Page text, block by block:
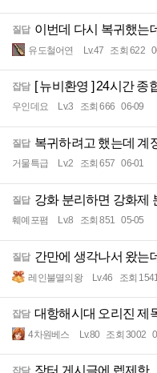
질답 이번데 다시 복귀했는
유도철어연 Lv.47 조회 622
잡담 [ 뉴비환영 ] 24시간 종
우인데요 Lv.3 조회 666 06-09
질답 복귀하려고 했는데 계
거물특급 Lv.2 조회 657 06-01
질답 강화 분리하면 강화제
훼예포폄 Lv.8 조회 851 05-05
질답 간만에 생각나서 왔는
레인불멸의왕 Lv.46 조회
잡담 대항해시대 오리진 제
4차원베스 Lv.80 조회 3002
잡담 장터 게시글에 렙제한